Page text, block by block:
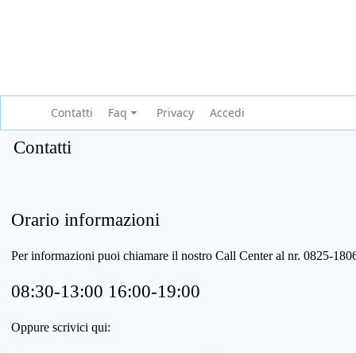
Contatti Faq Privacy Accedi
Contatti
Orario informazioni
Per informazioni puoi chiamare il nostro Call Center al nr. 0825-
08:30-13:00 16:00-19:00
Oppure scrivici qui: